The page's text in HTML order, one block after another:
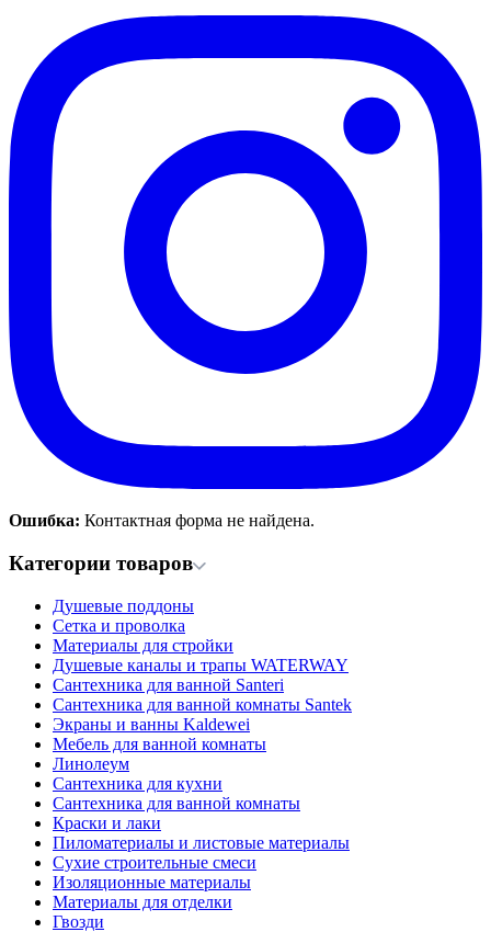
Ошибка: Контактная форма не найдена.
Категории товаров
Душевые поддоны
Сетка и проволка
Материалы для стройки
Душевые каналы и трапы WATERWAY
Сантехника для ванной Santeri
Сантехника для ванной комнаты Santek
Экраны и ванны Kaldewei
Мебель для ванной комнаты
Линолеум
Сантехника для кухни
Сантехника для ванной комнаты
Краски и лаки
Пиломатериалы и листовые материалы
Сухие строительные смеси
Изоляционные материалы
Материалы для отделки
Гвозди